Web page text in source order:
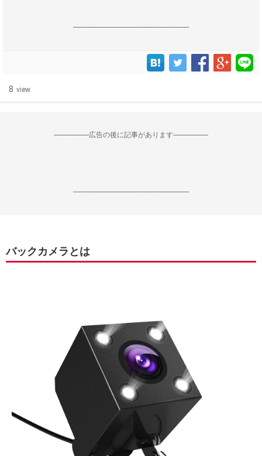
------------------------------------------------------------------
8 view
--------------------広告の後に記事があります--------------------
------------------------------------------------------------------
バックカメラとは